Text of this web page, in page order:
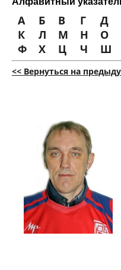
А Б В Г Д
К
Л М Н О
Ф
Х Ц Ч Ш
<< Вернуться на